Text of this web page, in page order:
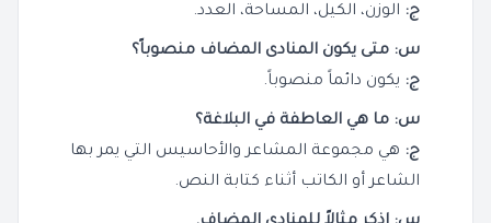
ج: الوزن، الكيل، المساحة، العدد.
س: متى يكون المنادى المضاف منصوباً؟
ج: يكون دائماً منصوباً.
س: ما هي العاطفة في البلاغة؟
ج: هي مجموعة المشاعر والأحاسيس التي يمر بها
الشاعر أو الكاتب أثناء كتابة النص.